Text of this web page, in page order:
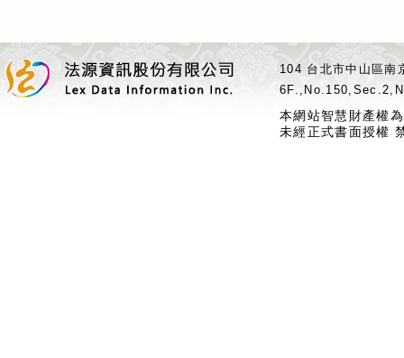
104 台北市中山區
本網站智慧財產權
未經正式書面授權